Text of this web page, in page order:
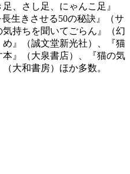
、さし足、にゃんこ足』
生きさせる50の秘訣』（サ
持ちを聞いてごらん』（幻
』（誠文堂新光社）、『猫
』（大泉書店）、『猫の気
大和書房）ほか多数。